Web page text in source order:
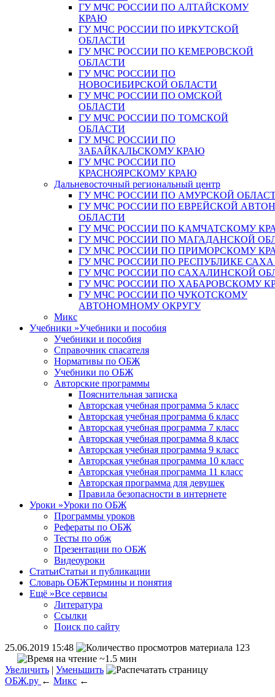
ГУ МЧС РОССИИ ПО АЛТАЙСКОМУ
КРАЮ
ГУ МЧС РОССИИ ПО ИРКУТСКОЙ
ОБЛАСТИ
ГУ МЧС РОССИИ ПО КЕМЕРОВСКОЙ
ОБЛАСТИ
ГУ МЧС РОССИИ ПО
НОВОСИБИРСКОЙ ОБЛАСТИ
ГУ МЧС РОССИИ ПО ОМСКОЙ
ОБЛАСТИ
ГУ МЧС РОССИИ ПО ТОМСКОЙ
ОБЛАСТИ
ГУ МЧС РОССИИ ПО
ЗАБАЙКАЛЬСКОМУ КРАЮ
ГУ МЧС РОССИИ ПО
КРАСНОЯРСКОМУ КРАЮ
Дальневосточный региональный центр
ГУ МЧС РОССИИ ПО АМУРСКОЙ
ГУ МЧС РОССИИ ПО ЕВРЕЙСКОЙ
ОБЛАСТИ
ГУ МЧС РОССИИ ПО КАМЧАТСКОМУ
ГУ МЧС РОССИИ ПО МАГАДАНСКОЙ
ГУ МЧС РОССИИ ПО ПРИМОРСКОМУ
ГУ МЧС РОССИИ ПО РЕСПУБЛИКЕ
ГУ МЧС РОССИИ ПО САХАЛИНСКОЙ
ГУ МЧС РОССИИ ПО ХАБАРОВСКОМУ
ГУ МЧС РОССИИ ПО ЧУКОТСКОМУ
АВТОНОМНОМУ ОКРУГУ
Микс
Учебники »Учебники и пособия
Учебники и пособия
Справочник спасателя
Нормативы по ОБЖ
Учебники по ОБЖ
Авторские программы
Пояснительная записка
Авторская учебная программа 5 класс
Авторская учебная программа 6 класс
Авторская учебная программа 7 класс
Авторская учебная программа 8 класс
Авторская учебная программа 9 класс
Авторская учебная программа 10 класс
Авторская учебная программа 11 класс
Авторская программа для девушек
Правила безопасности в интернете
Уроки »Уроки по ОБЖ
Программы уроков
Рефераты по ОБЖ
Тесты по обж
Презентации по ОБЖ
Видеоуроки
СтатьиСтатьи и публикации
Словарь ОБЖТермины и понятия
Ещё »Все сервисы
Литература
Ссылки
Поиск по сайту
25.06.2019 15:48
123
~1.5 мин
Увеличить | Уменьшить
ОБЖ.ру ← Микс ←